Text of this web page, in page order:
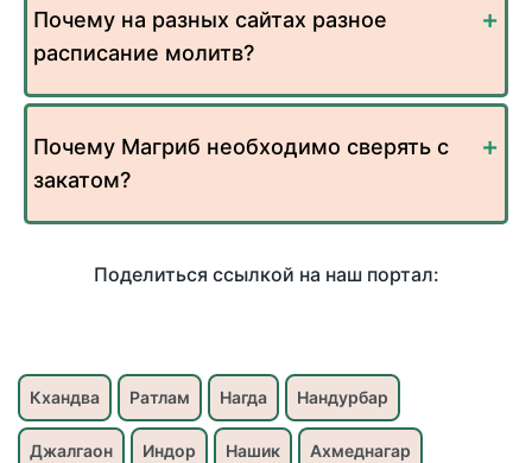
Почему на разных сайтах разное
расписание молитв?
Почему Магриб необходимо сверять с
закатом?
Поделиться ссылкой на наш портал:
Кхандва Ратлам Нагда Нандурбар
Джалгаон Индор Нашик Ахмеднагар